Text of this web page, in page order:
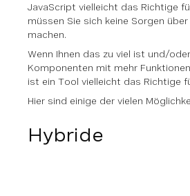
JavaScript vielleicht das Richtige
müssen Sie sich keine Sorgen
machen.
Wenn Ihnen das zu viel ist und/
Komponenten mit mehr
ist ein Tool vielleicht das Richtige
Hier sind einige der vielen
Hybride